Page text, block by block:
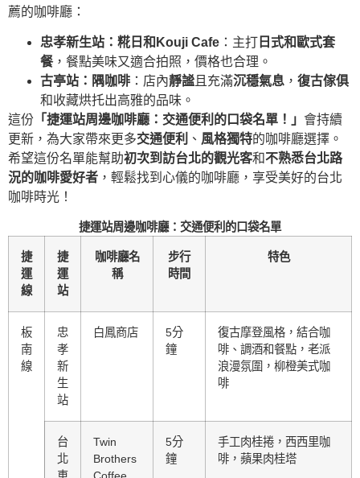
薦的咖啡廳：
忠孝新生站：糀日和Kouji Cafe ：主打 日式和歐式套
餐，餐點美味又適合拍照，價格也合理。
古亭站：隅咖啡 ：店內靜謐 且充滿沉穩氣息 ， 復古傢俱
和收藏烘托出高雅的品味。
這份 「捷運站周邊咖啡廳：交通便利的口袋名單！」 會持續
更新，為大家帶來更多交通便利 、 風格獨特的咖啡廳選擇。
希望這份名單能幫助初次到訪台北的觀光客和不熟悉台北路
況的咖啡愛好者 ，輕鬆找到心儀的咖啡廳，享受美好的台北
咖啡時光！
捷運站周邊咖啡廳：交通便利的口袋名單
捷
運
線
捷
運
站
咖啡廳名
稱
步行
時間
特色
板
南
線
忠
孝
新
生
站
白鳳商店
5分
鐘
復古摩登風格，結合咖
啡、調酒和餐點，老派
浪漫氛圍，柳橙美式咖
啡
台
北
車
Twin
Brothers
Coffee
5分
鐘
手工肉桂捲，西西里咖
啡，蘋果肉桂塔